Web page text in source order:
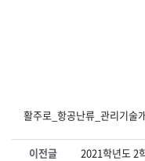
활주로_항공난류_관리기술
이전글
2021학년도 2